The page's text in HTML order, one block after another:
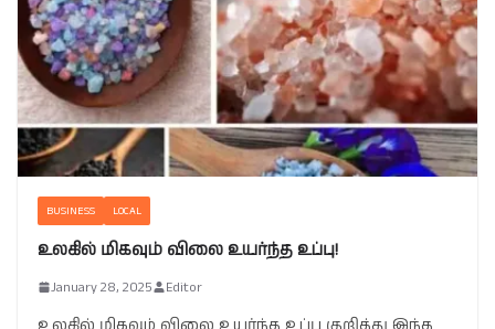
BUSINESS LOCAL
உலகில் மிகவும் விலை உயர்ந்த உப்பு!
January 28, 2025 Editor